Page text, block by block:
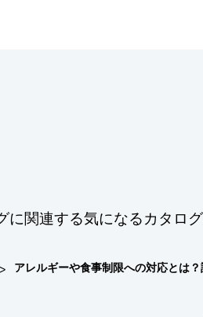
に関連する気になるカタロ
> アレルギーや食事制限への対応とは